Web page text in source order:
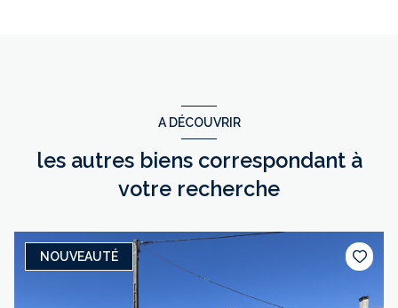
A DÉCOUVRIR
les autres biens correspondant à
votre recherche
NOUVEAUTÉ